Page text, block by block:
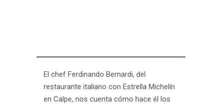
El chef Ferdinando Bernardi, del
restaurante italiano con Estrella Michelín
en Calpe, nos cuenta cómo hace él los